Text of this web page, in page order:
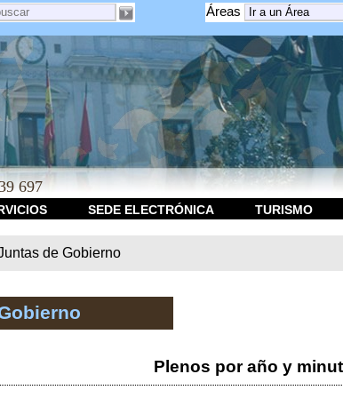
Áreas
697
SEDE ELECTRÓNICA TURISMO
de Gobierno
Plenos por año y